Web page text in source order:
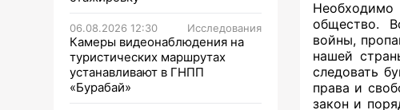
06.08.2026 12:30 Исследования
Камеры видеонаблюдения на
туристических маршрутах
устанавливают в ГНПП
«Бурабай»
общество.
войны,
нашей
следовать
права и
закон и